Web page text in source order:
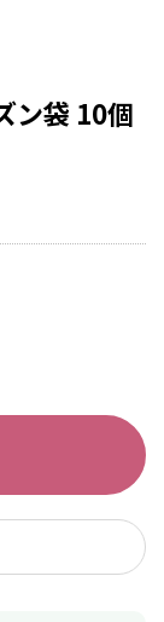
ン袋 10個